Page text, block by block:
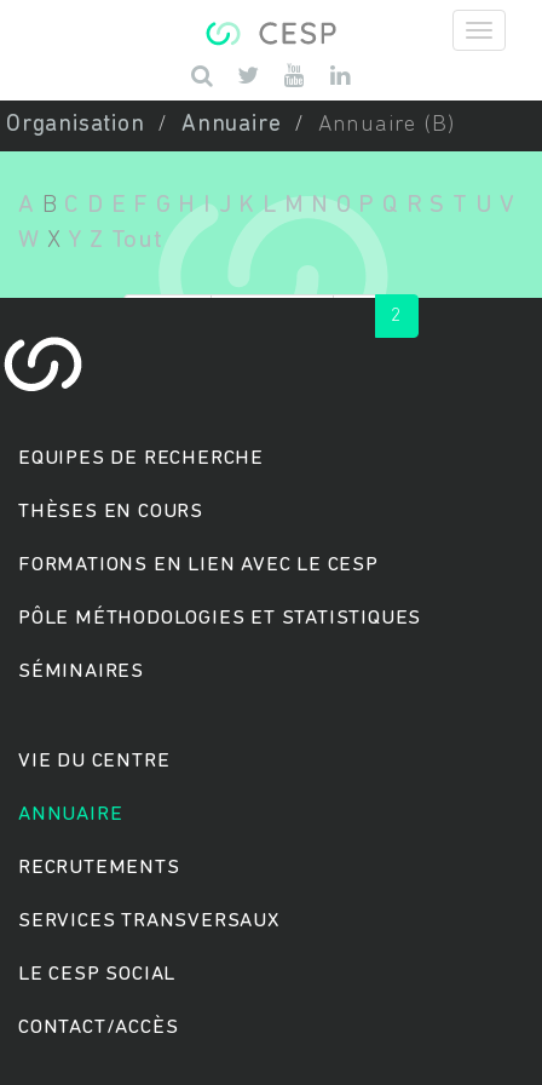
Saisissez vos mots-clés
Organisation Annuaire Annuaire (B)
A B C D E F G H I J K L M N O P Q R S T U V
W X Y Z Tout
2
EQUIPES DE RECHERCHE
THÈSES EN COURS
FORMATIONS EN LIEN AVEC LE CESP
PÔLE MÉTHODOLOGIES ET STATISTIQUES
SÉMINAIRES
VIE DU CENTRE
ANNUAIRE
RECRUTEMENTS
SERVICES TRANSVERSAUX
LE CESP SOCIAL
CONTACT/ACCÈS